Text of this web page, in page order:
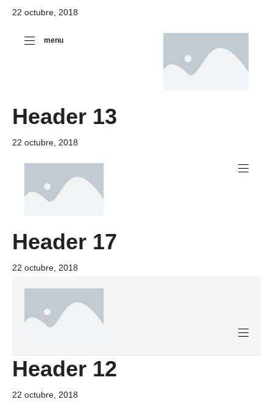
22 octubre, 2018
menu
Header 13
22 octubre, 2018
Header 17
22 octubre, 2018
Header 12
22 octubre, 2018